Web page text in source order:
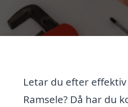
Letar du efter
Ramsele? Då har du